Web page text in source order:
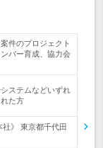
件のプロジェクト
バー育成、協力会
ステムなどいずれ
た方
社》 東京都千代田